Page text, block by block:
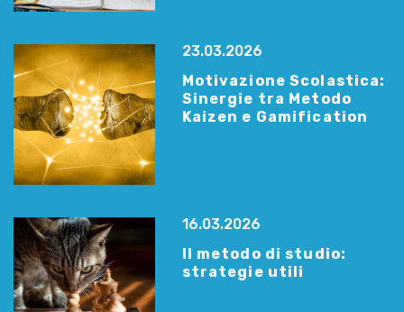
23.03.2026
Motivazione Scolastica:
Sinergie tra Metodo
Kaizen e Gamification
16.03.2026
Il metodo di studio:
strategie utili